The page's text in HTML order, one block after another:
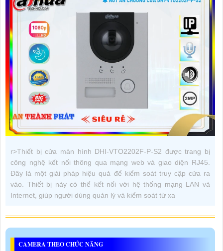
r>Thiết bị cửa màn hình DHI-VTO2202F-P-S2 được trang bị
công nghệ kết nối thông qua mạng web và giao diện RJ45.
Đây là một giải pháp hiệu quả để kiểm soát truy cập cửa ra
vào. Thiết bị này có thể kết nối với hệ thống mạng LAN và
Internet, giúp người dùng quản lý và kiểm soát từ xa
CAMERA THEO CHỨC NĂNG